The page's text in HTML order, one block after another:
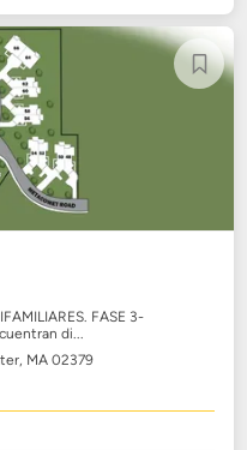
FASE 3-
di...
MA 02379